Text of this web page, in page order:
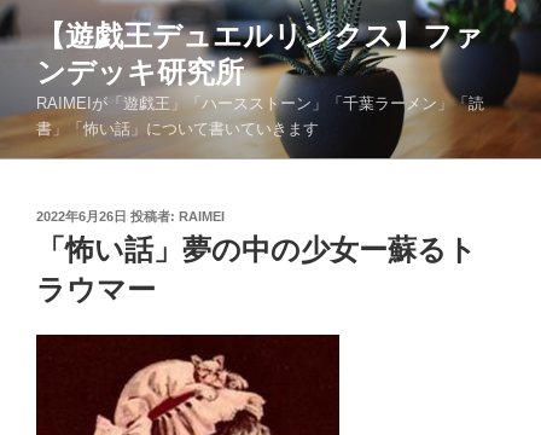
コ
ン
へ
【遊戯王デュエルリンクス】ファ
ンデッキ研究所
RAIMEIが「遊戯王」「ハースストーン」「千葉ラーメン」「読
書」「怖い話」について書いていきます
投
2022年6月26日 投稿者: RAIMEI
「怖い話」夢の中の少女ー蘇るト
ラウマー